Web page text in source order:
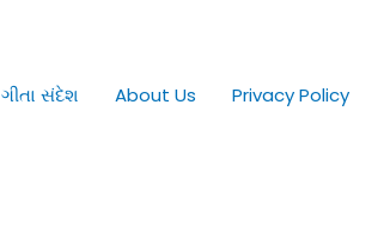
ગીતા સંદેશ About Us Privacy Policy